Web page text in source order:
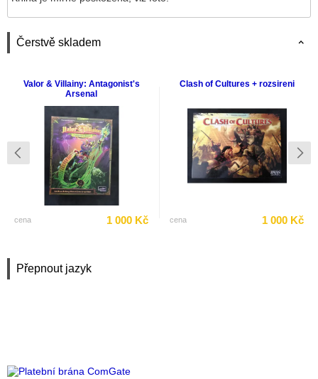
Přepnout jazyk
Čerstvě skladem
Valor & Villainy: Antagonist's
Arsenal
cena 1 000 Kč
Clash of Cultures + rozsireni
cena 1 000 Kč